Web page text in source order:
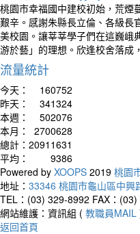
桃園市幸福國中建校初始，荒煙
艱辛。感謝朱縣長立倫、各級長
美校園。讓莘莘學子們在這巍峨
游於藝」的理想。欣逢校舍落成
流量統計
今天：
160752
昨天：
341324
本週：
502076
本月：
2700628
總計： 20911631
平均：
9386
Powered by XOOPS 2019 桃園
地址： 33346 桃園市龜山區中興
TEL：(03) 329-8992 FAX：
網站維護：資訊組 ( 教職員MAIL
返回首頁